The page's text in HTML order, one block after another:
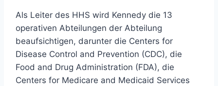
Als Leiter des HHS wird Kennedy die 13
operativen Abteilungen der Abteilung
beaufsichtigen, darunter die Centers for
Disease Control and Prevention (CDC), die
Food and Drug Administration (FDA), die
Centers for Medicare and Medicaid Services